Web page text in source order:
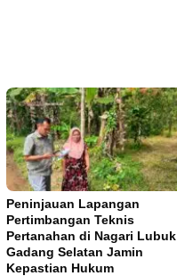
Peninjauan Lapangan
Pertimbangan Teknis
Pertanahan di Nagari Lubuk
Gadang Selatan Jamin
Kepastian Hukum